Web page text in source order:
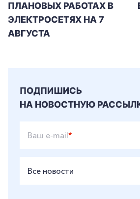
ПЛАНОВЫХ РАБОТАХ В
ЭЛЕКТРОСЕТЯХ НА 7
АВГУСТА
ПОДПИШИСЬ
НА НОВОСТНУЮ
Ваш e-mail*
Все новости